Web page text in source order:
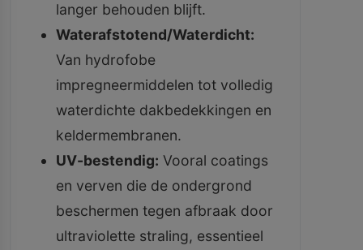
langer behouden blijft.
Waterafstotend/Waterdicht:
Van hydrofobe
impregneermiddelen tot volledig
waterdichte dakbedekkingen en
keldermembranen.
UV-bestendig: Vooral coatings
en verven die de ondergrond
beschermen tegen afbraak door
ultraviolette straling, essentieel